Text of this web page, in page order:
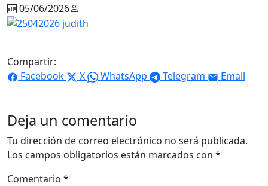
05/06/2026
Compartir:
Facebook
X WhatsApp Telegram Email
Deja un comentario
Tu dirección de correo electrónico no será publicada.
Los campos obligatorios están marcados con *
Comentario *